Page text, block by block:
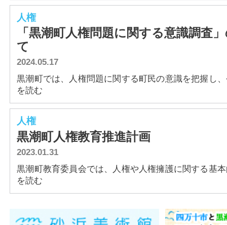
人権
「黒潮町人権問題に関する意識調査
て
2024.05.17
黒潮町では、人権問題に関する町民の意識を把握し
を読む
人権
黒潮町人権教育推進計画
2023.01.31
黒潮町教育委員会では、人権や人権擁護に関する基
を読む